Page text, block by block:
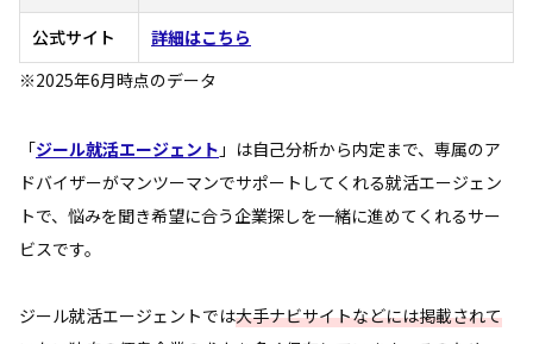
公式サイト
詳細はこちら
※2025年6月時点のデータ
「ジール就活エージェント 」は自己分析から内定まで、専属のア
ドバイザーがマンツーマンでサポートしてくれる就活エージェン
トで、悩みを聞き希望に合う企業探しを一緒に進めてくれるサー
ビスです。
ジール就活エージェントでは大手ナビサイトなどには掲載されて